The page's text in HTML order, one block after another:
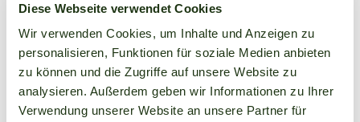
Diese Webseite verwendet Cookies
Wir verwenden Cookies, um Inhalte und Anzeigen zu
personalisieren, Funktionen für soziale Medien anbieten
zu können und die Zugriffe auf unsere Website zu
analysieren. Außerdem geben wir Informationen zu Ihrer
Verwendung unserer Website an unsere Partner für